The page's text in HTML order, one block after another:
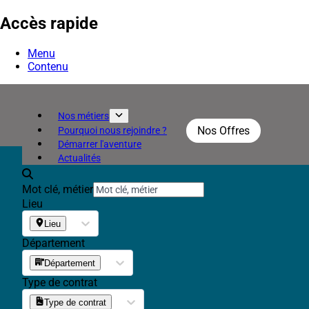
Accès rapide
Menu
Contenu
Nos métiers
Pourquoi nous rejoindre ?
Démarrer l'aventure
Actualités
Nos Offres
Mot clé, métier
Lieu
Lieu
Département
Département
Type de contrat
Type de contrat